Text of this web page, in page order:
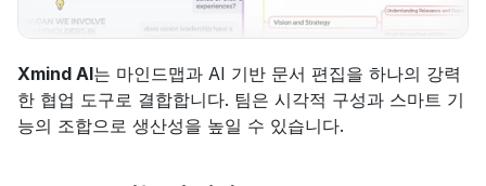
Xmind AI는 마인드맵과 AI 기반 문서 편집을 하나의 강력
한 협업 도구로 결합합니다. 팀은 시각적 구성과 스마트 기
능의 조합으로 생산성을 높일 수 있습니다.